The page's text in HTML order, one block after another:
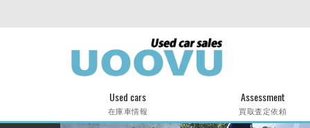
Used cars
在庫車情報
Assessment
買取査定依頼